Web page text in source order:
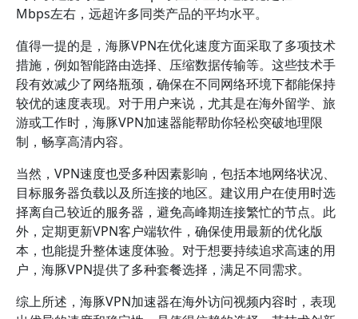
Mbps左右，远超许多同类产品的平均水平。
值得一提的是，海豚VPN在优化速度方面采取了多项技术
措施，例如智能路由选择、压缩数据传输等。这些技术手
段有效减少了网络瓶颈，确保在不同网络环境下都能保持
较优的速度表现。对于用户来说，尤其是在海外留学、旅
游或工作时，海豚VPN加速器能帮助你轻松突破地理限
制，畅享高清内容。
当然，VPN速度也受多种因素影响，包括本地网络状况、
目标服务器负载以及所连接的地区。建议用户在使用时选
择离自己较近的服务器，避免高峰期连接繁忙的节点。此
外，定期更新VPN客户端软件，确保使用最新的优化版
本，也能提升整体速度体验。对于想要持续追求高速的用
户，海豚VPN提供了多种套餐选择，满足不同需求。
综上所述，海豚VPN加速器在海外访问视频内容时，表现